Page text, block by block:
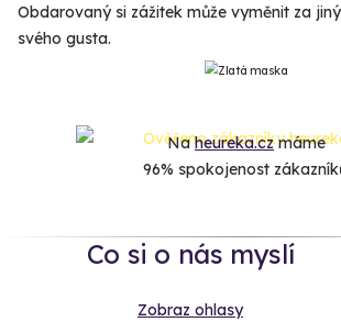
Obdarovaný si zážitek může vyměnit za
svého gusta.
Naheureka.czmáme
96% spokojenost
Co si o nás myslí
Zobraz ohlasy